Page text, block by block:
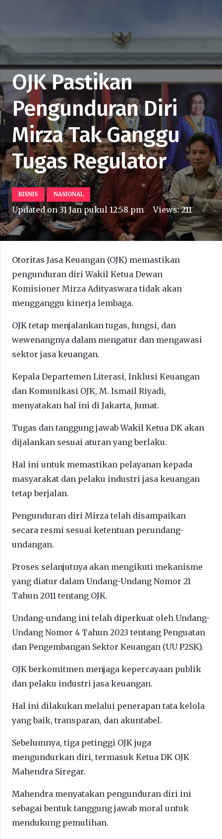
OJK Pastikan
Pengunduran Diri
Mirza Tak Ganggu
Tugas Regulator
BISNIS NASIONAL
Updated on31 Jan pukul 12:58 pm Views:211
Otoritas Jasa Keuangan (OJK) memastikan
pengunduran diri Wakil Ketua Dewan
Komisioner Mirza Adityaswara tidak akan
mengganggu kinerja lembaga.
OJK tetap menjalankan tugas, fungsi, dan
wewenangnya dalam mengatur dan mengawasi
sektor jasa keuangan.
Kepala Departemen Literasi, Inklusi Keuangan
dan Komunikasi OJK, M. Ismail Riyadi,
menyatakan hal ini di Jakarta, Jumat.
Tugas dan tanggung jawab Wakil Ketua DK akan
dijalankan sesuai aturan yang berlaku.
Hal ini untuk memastikan pelayanan kepada
masyarakat dan pelaku industri jasa keuangan
tetap berjalan.
Pengunduran diri Mirza telah disampaikan
secara resmi sesuai ketentuan perundang-
undangan.
Proses selanjutnya akan mengikuti mekanisme
yang diatur dalam Undang-Undang Nomor 21
Tahun 2011 tentang OJK.
Undang-undang ini telah diperkuat oleh Undang-
Undang Nomor 4 Tahun 2023 tentang Penguatan
dan Pengembangan Sektor Keuangan (UU P2SK).
OJK berkomitmen menjaga kepercayaan publik
dan pelaku industri jasa keuangan.
Hal ini dilakukan melalui penerapan tata kelola
yang baik, transparan, dan akuntabel.
Sebelumnya, tiga petinggi OJK juga
mengundurkan diri, termasuk Ketua DK OJK
Mahendra Siregar.
Mahendra menyatakan pengunduran diri ini
sebagai bentuk tanggung jawab moral untuk
mendukung pemulihan.